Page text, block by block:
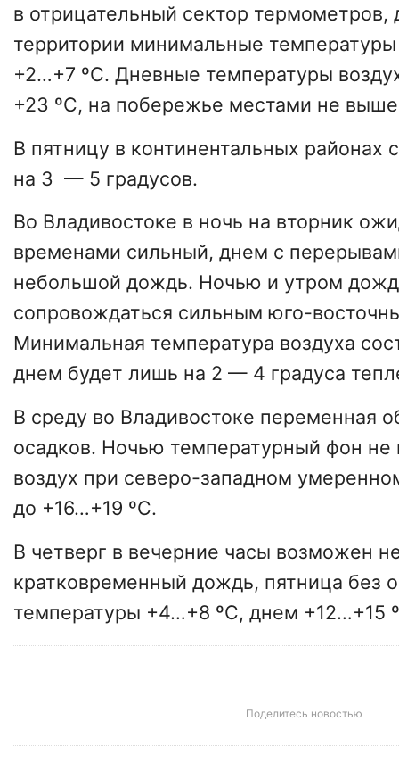
в отрицательный сектор термометров,
территории минимальные
+2…+7 ºС. Дневные температуры
+23 ºС, на побережье местами не
В пятницу в континентальных районах
на 3 — 5 градусов.
Во Владивостоке в ночь на вторник
временами сильный, днем с
небольшой дождь. Ночью и утром
сопровождаться сильным юго-
Минимальная температура воздуха
днем будет лишь на 2 — 4 градуса
В среду во Владивостоке переменная
осадков. Ночью температурный фон не
воздух при северо-западном
до +16…+19 ºС.
В четверг в вечерние часы возможен
кратковременный дождь, пятница без
температуры +4…+8 ºС, днем +12…+15
Поделитесь новостью